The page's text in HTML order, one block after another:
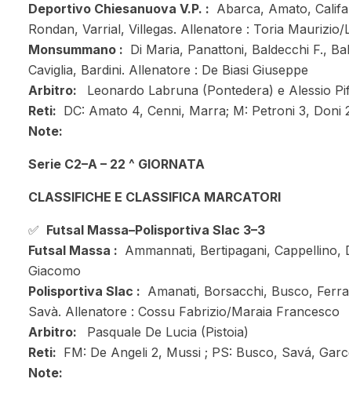
Deportivo Chiesanuova V.P. : Abarca, Amato,
Rondan, Varrial, Villegas. Allenatore : Toria
Monsummano : Di Maria, Panattoni, Baldecchi F.,
Caviglia, Bardini. Allenatore : De Biasi Giuseppe
Arbitro:
Leonardo Labruna (Pontedera) e Alessio
Reti: DC: Amato 4, Cenni, Marra; M: Petroni 3, Doni
Note:
Serie C2–A – 22 ^ GIORNATA
CLASSIFICHE E CLASSIFICA MARCATORI
✅ Futsal Massa–Polisportiva Slac 3–3
Futsal Massa : Ammannati, Bertipagani,
Giacomo
Polisportiva Slac : Amanati, Borsacchi, Busco,
Savà. Allenatore : Cossu Fabrizio/Maraia Francesco
Arbitro:
Pasquale De Lucia (Pistoia)
Reti: FM: De Angeli 2, Mussi ; PS: Busco, Savá,
Note: